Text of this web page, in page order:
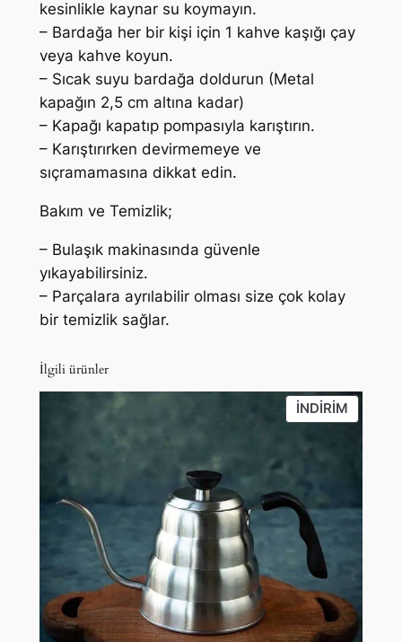
e
n
k
a
d
e
t
kesinlikle kaynar su koymayın.
– Bardağa her bir kişi için 1 kahve kaşığı çay
veya kahve koyun.
– Sıcak suyu bardağa doldurun (Metal
kapağın 2,5 cm altına kadar)
– Kapağı kapatıp pompasıyla karıştırın.
– Karıştırırken devirmemeye ve
sıçramamasına dikkat edin.
Bakım ve Temizlik;
– Bulaşık makinasında güvenle
yıkayabilirsiniz.
– Parçalara ayrılabilir olması size çok kolay
bir temizlik sağlar.
İlgili ürünler
İNDIRIM
ÜRÜN